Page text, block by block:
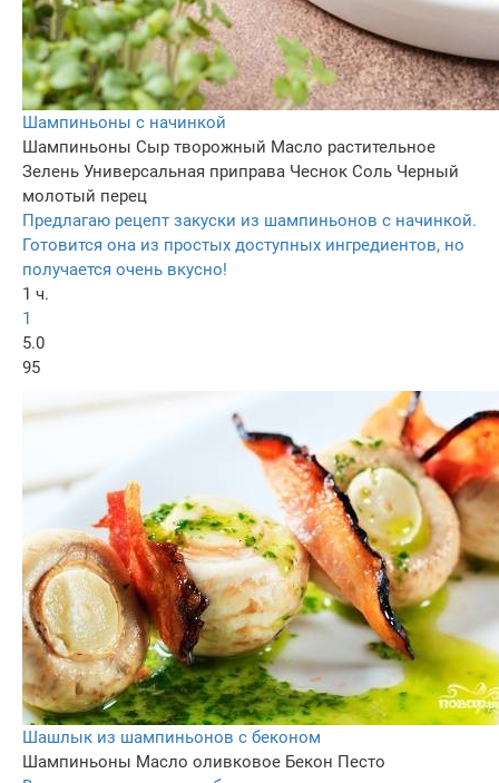
Шампиньоны с начинкой
Шампиньоны Сыр творожный Масло растительное
Зелень Универсальная приправа Чеснок Соль Черный
молотый перец
Предлагаю рецепт закуски из шампиньонов с начинкой.
Готовится она из простых доступных ингредиентов, но
получается очень вкусно!
1 ч.
1
5.0
95
Шашлык из шампиньонов с беконом
Шампиньоны Масло оливковое Бекон Песто